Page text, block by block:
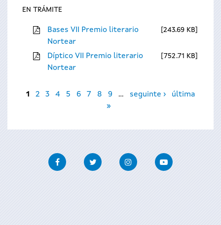
EN TRÁMITE
Bases VII Premio literario
Nortear
243.69 KB
Díptico VII Premio literario
Nortear
752.71 KB
Páxinas
1 2 3 4 5 6 7 8 9 … seguinte ›
última
»
FacebookTwitter InstagramYoutube